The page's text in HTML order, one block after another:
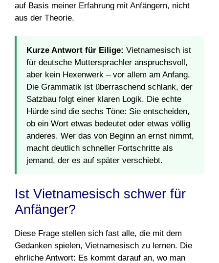
auf Basis meiner Erfahrung mit Anfängern, nicht
aus der Theorie.
Kurze Antwort für Eilige: Vietnamesisch ist
für deutsche Muttersprachler anspruchsvoll,
aber kein Hexenwerk – vor allem am Anfang.
Die Grammatik ist überraschend schlank, der
Satzbau folgt einer klaren Logik. Die echte
Hürde sind die sechs Töne: Sie entscheiden,
ob ein Wort etwas bedeutet oder etwas völlig
anderes. Wer das von Beginn an ernst nimmt,
macht deutlich schneller Fortschritte als
jemand, der es auf später verschiebt.
Ist Vietnamesisch schwer für
Anfänger?
Diese Frage stellen sich fast alle, die mit dem
Gedanken spielen, Vietnamesisch zu lernen. Die
ehrliche Antwort: Es kommt darauf an, wo man